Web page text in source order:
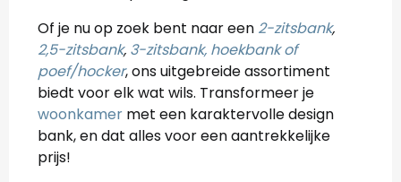
Of je nu op zoek bent naar een 2-zitsbank,
2,5-zitsbank, 3-zitsbank, hoekbank of
poef/hocker, ons uitgebreide assortiment
biedt voor elk wat wils. Transformeer je
woonkamer met een karaktervolle design
bank, en dat alles voor een aantrekkelijke
prijs!